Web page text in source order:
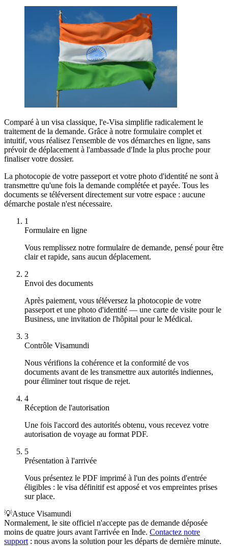
Comparé à un visa classique, l'e-Visa simplifie radicalement le
traitement de la demande. Grâce à notre formulaire complet et
intuitif, vous réalisez l'ensemble de vos démarches en ligne, sans
prévoir de déplacement à l'ambassade d'Inde la plus proche pour
finaliser votre dossier.
La photocopie de votre passeport et votre photo d'identité ne sont à
transmettre qu'une fois la demande complétée et payée. Tous les
documents se téléversent directement sur votre espace : aucune
démarche postale n'est nécessaire.
1
Formulaire en ligne
Vous remplissez notre formulaire de demande, pensé pour être
clair et rapide, sans aucun déplacement.
2
Envoi des documents
Après paiement, vous téléversez la photocopie de votre
passeport et une photo d'identité — une carte de visite pour le
Business, une invitation de l'hôpital pour le Médical.
3
Contrôle Visamundi
Nous vérifions la cohérence et la conformité de vos
documents avant de les transmettre aux autorités indiennes,
pour éliminer tout risque de rejet.
4
Réception de l'autorisation
Une fois l'accord des autorités obtenu, vous recevez votre
autorisation de voyage au format PDF.
5
Présentation à l'arrivée
Vous présentez le PDF imprimé à l'un des points d'entrée
éligibles : le visa définitif est apposé et vos empreintes prises
sur place.
💡Astuce Visamundi
Normalement, le site officiel n'accepte pas de demande déposée
moins de quatre jours avant l'arrivée en Inde. Contactez notre
support : nous avons la solution pour les départs de dernière minute.